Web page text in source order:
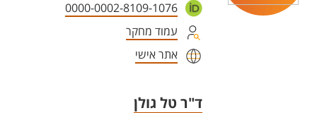
0000-0002-8109-1076
עמוד מחקר
אתר אישי
ד"ר טל גולן